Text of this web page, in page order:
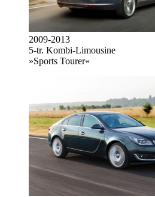
2009-2013
5-tr. Kombi-Limousine
»Sports Tourer«